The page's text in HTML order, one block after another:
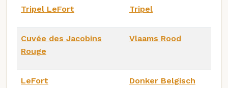
Tripel LeFort Tripel
Cuvée des Jacobins
Rouge
Vlaams Rood
LeFort
Donker Belgisch